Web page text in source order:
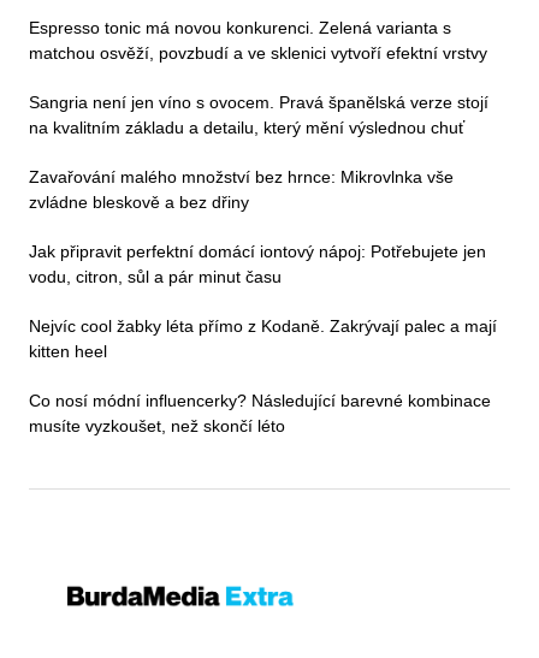
Espresso tonic má novou konkurenci. Zelená varianta s
matchou osvěží, povzbudí a ve sklenici vytvoří efektní vrstvy
Sangria není jen víno s ovocem. Pravá španělská verze stojí
na kvalitním základu a detailu, který mění výslednou chuť
Zavařování malého množství bez hrnce: Mikrovlnka vše
zvládne bleskově a bez dřiny
Jak připravit perfektní domácí iontový nápoj: Potřebujete jen
vodu, citron, sůl a pár minut času
Nejvíc cool žabky léta přímo z Kodaně. Zakrývají palec a mají
kitten heel
Co nosí módní influencerky? Následující barevné kombinace
musíte vyzkoušet, než skončí léto